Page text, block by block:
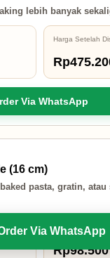
lebih banyak
Harga Setelah
Via WhatsApp
(16 cm)
pasta, gratin, atau
Harga Setelah
Rp98.500
Via WhatsApp